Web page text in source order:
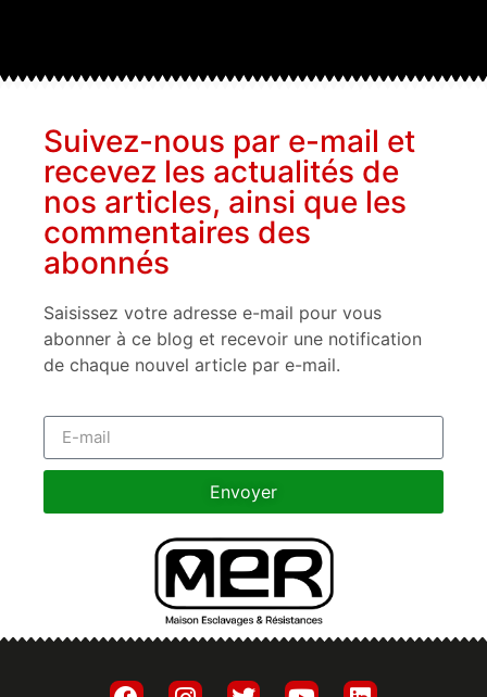
Suivez-nous par e-mail et
recevez les actualités de
nos articles, ainsi que les
commentaires des
abonnés
Saisissez votre adresse e-mail pour vous
abonner à ce blog et recevoir une notification
de chaque nouvel article par e-mail.
Envoyer